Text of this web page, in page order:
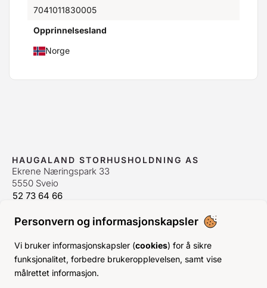
Personvern og informasjonskapsler
Vi bruker informasjonskapsler (cookies) for å sikre
funksjonalitet, forbedre brukeropplevelsen, samt vise
målrettet informasjon.
7041011830005
Opprinnelsesland
Norge
HAUGALAND STORHUSHOLDNING AS
Ekrene Næringspark 33
5550 Sveio
52 73 64 66
ÅPNINGSTIDER
Man-Fre:07–15
Lør-Søn: Stengt
Helligdager: Stengt